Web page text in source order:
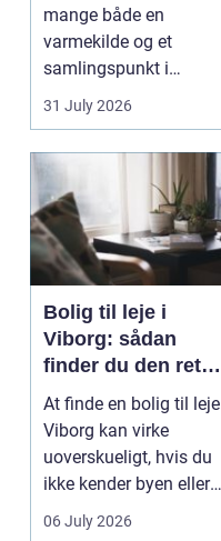
mange både en
varmekilde og et
samlingspunkt i
hjemmet. Flammerne
31 July 2026
Bolig til leje i
Viborg: sådan
finder du den rette
lejlighed
At finde en bolig til leje
Viborg kan virke
uoverskueligt, hvis du
ikke kender byen eller
det lokale...
06 July 2026